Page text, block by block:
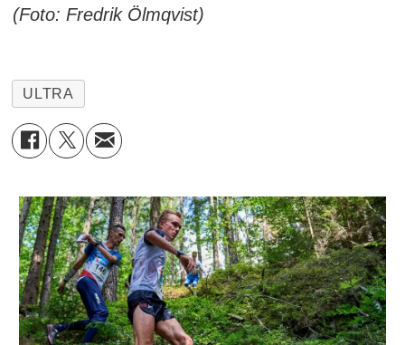
(Foto: Fredrik Ölmqvist)
ULTRA